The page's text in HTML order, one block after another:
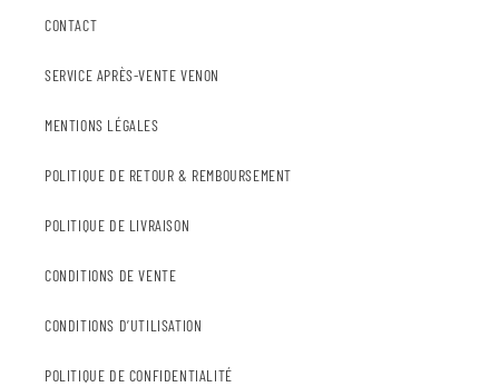
CONTACT
SERVICE APRÈS-VENTE VENON
MENTIONS LÉGALES
POLITIQUE DE RETOUR & REMBOURSEMENT
POLITIQUE DE LIVRAISON
CONDITIONS DE VENTE
CONDITIONS D’UTILISATION
POLITIQUE DE CONFIDENTIALITÉ